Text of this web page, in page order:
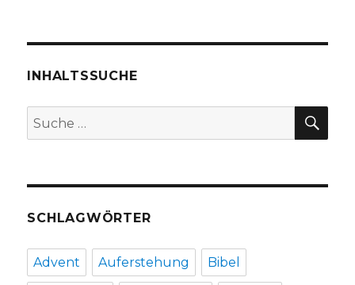
Werl
INHALTSSUCHE
Suche
nach:
SCHLAGWÖRTER
Advent Auferstehung Bibel